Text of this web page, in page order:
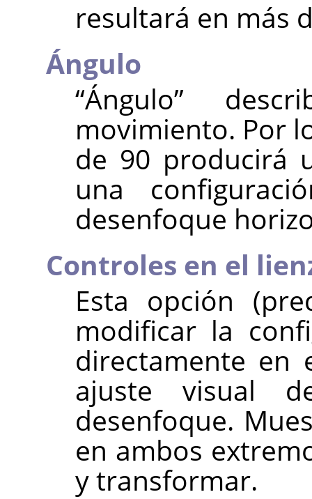
resultará en más
Ángulo
“Ángulo”
movimiento. Por
de 90 producirá
una
desenfoque
Controles en el
Esta opción
modificar la
directamente en
ajuste visual
desenfoque.
en ambos
y transformar.